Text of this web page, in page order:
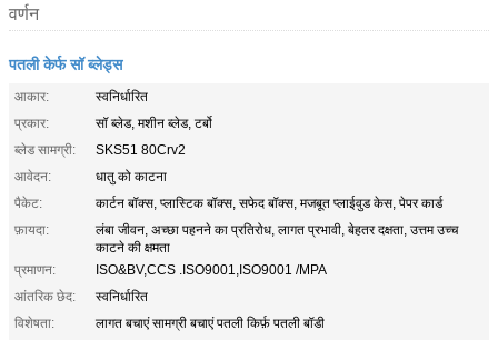
वर्णन
पतली केर्फ सॉ ब्लेड्स
आकार:
स्वनिर्धारित
प्रकार:
सॉ ब्लेड, मशीन ब्लेड, टर्बो
ब्लेड सामग्री:
SKS51 80Crv2
आवेदन:
धातु को काटना
पैकेट:
कार्टन बॉक्स, प्लास्टिक बॉक्स, सफेद बॉक्स, मजबूत प्लाईवुड केस, पेपर कार्ड
फ़ायदा:
लंबा जीवन, अच्छा पहनने का प्रतिरोध, लागत प्रभावी, बेहतर दक्षता, उत्तम उच्च
काटने की क्षमता
प्रमाणन:
ISO&BV,CCS .ISO9001,ISO9001 /MPA
आंतरिक छेद:
स्वनिर्धारित
विशेषता:
लागत बचाएं सामग्री बचाएं पतली किर्फ़ पतली बॉडी